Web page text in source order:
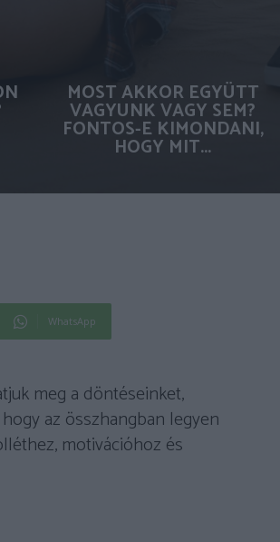
MOST AKKOR EGYÜTT
VAGYUNK VAGY SEM?
FONTOS-E KIMONDANI,
HOGY MIT...
WhatsApp
meg a döntéseinket,
az összhangban legyen
motivációhoz és